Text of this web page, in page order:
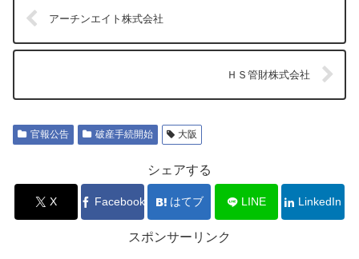
アーチンエイト株式会社
ＨＳ管財株式会社
官報公告 破産手続開始 大阪
シェアする
X Facebook はてブ LINE LinkedIn
スポンサーリンク